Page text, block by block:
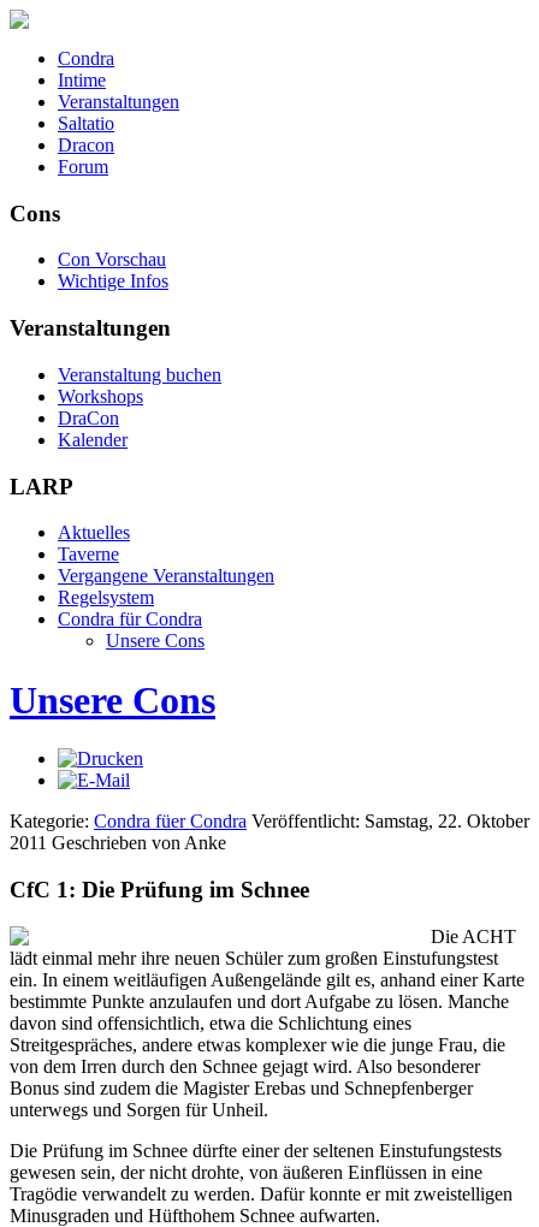
Condra
Intime
Veranstaltungen
Saltatio
Dracon
Forum
Cons
Con Vorschau
Wichtige Infos
Veranstaltungen
Veranstaltung buchen
Workshops
DraCon
Kalender
LARP
Aktuelles
Taverne
Vergangene Veranstaltungen
Regelsystem
Condra für Condra
Unsere Cons
Unsere Cons
Kategorie: Condra füer Condra Veröffentlicht: Samstag, 22. Oktober
2011 Geschrieben von Anke
CfC 1: Die Prüfung im Schnee
Die ACHT
lädt einmal mehr ihre neuen Schüler zum großen Einstufungstest
ein. In einem weitläufigen Außengelände gilt es, anhand einer Karte
bestimmte Punkte anzulaufen und dort Aufgabe zu lösen. Manche
davon sind offensichtlich, etwa die Schlichtung eines
Streitgespräches, andere etwas komplexer wie die junge Frau, die
von dem Irren durch den Schnee gejagt wird. Also besonderer
Bonus sind zudem die Magister Erebas und Schnepfenberger
unterwegs und Sorgen für Unheil.
Die Prüfung im Schnee dürfte einer der seltenen Einstufungstests
gewesen sein, der nicht drohte, von äußeren Einflüssen in eine
Tragödie verwandelt zu werden. Dafür konnte er mit zweistelligen
Minusgraden und Hüfthohem Schnee aufwarten.